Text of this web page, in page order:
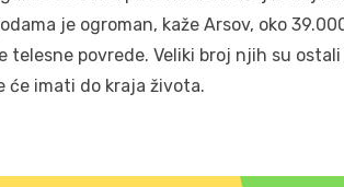
je ogroman, kaže Arsov, oko
telesne povrede. Veliki broj njih su
će imati do kraja života.